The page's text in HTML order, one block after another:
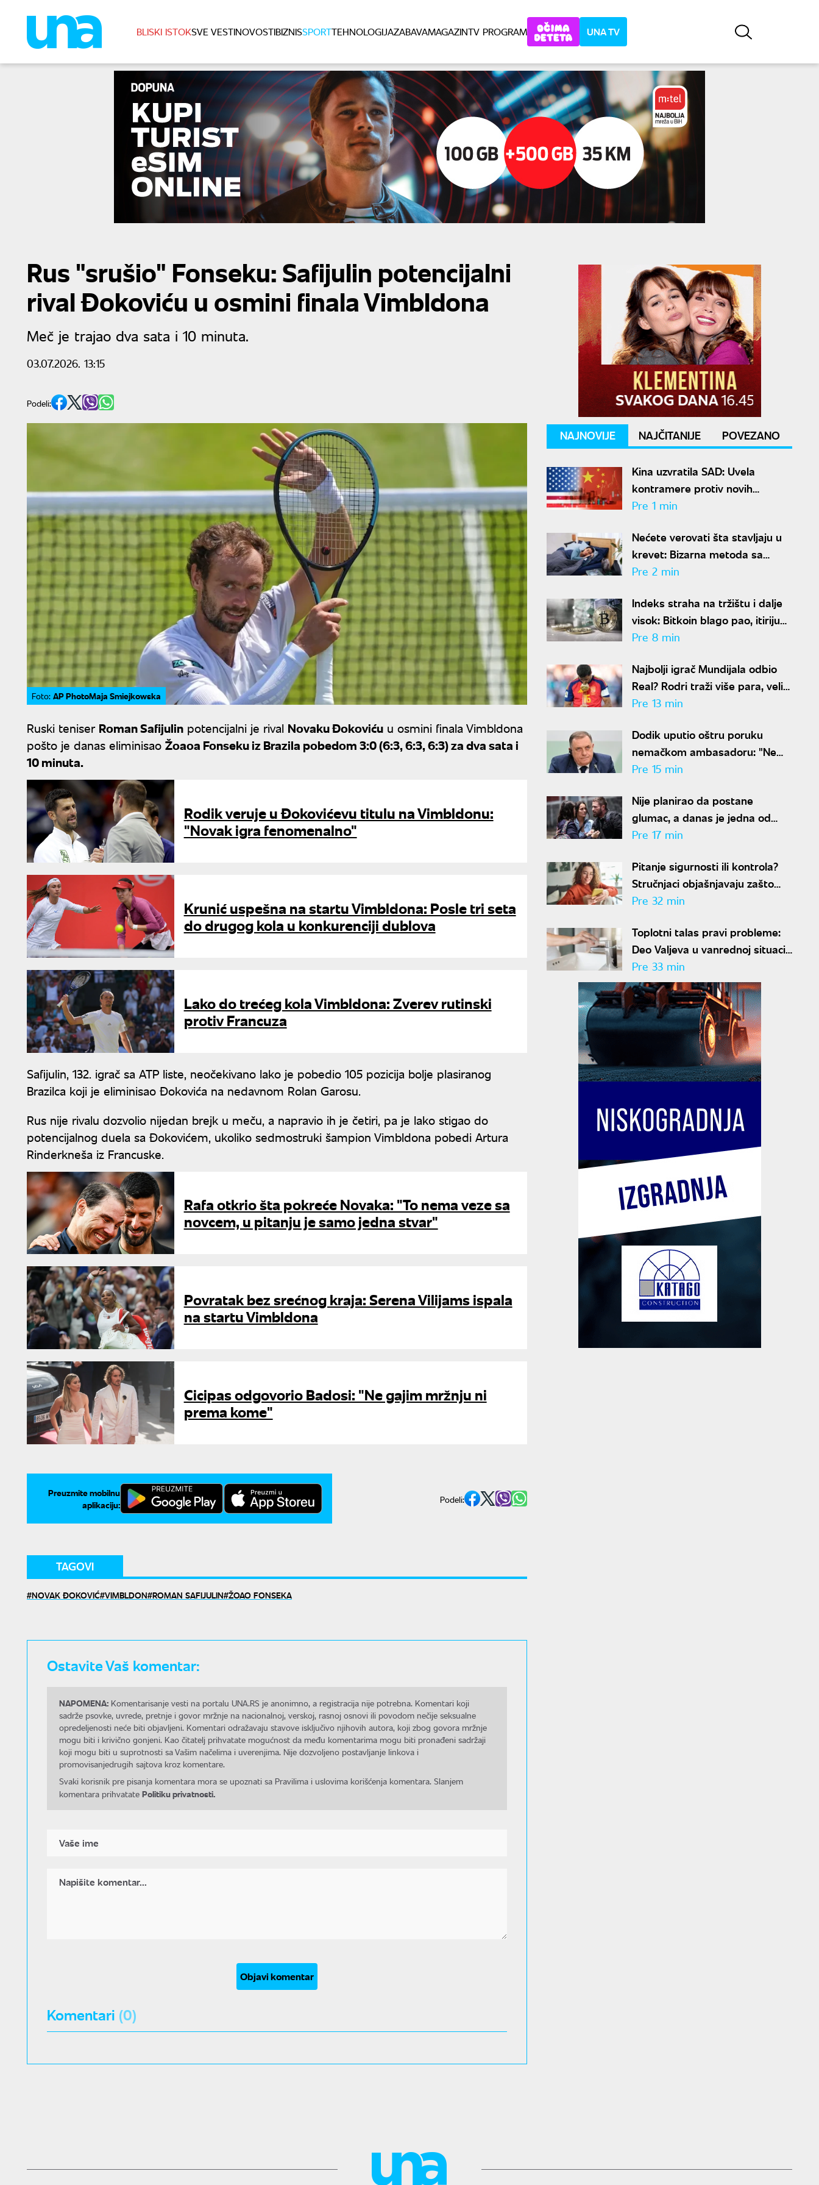
BLISKI ISTOKSVE VESTINOVOSTIBIZNISSPORTTEHNOLOGIJAZABAVAMAGAZINTV PROGRAM UNA TV
Rus "srušio" Fonseku: Safijulin potencijalni
rival Đokoviću u osmini finala Vimbldona
Meč je trajao dva sata i 10 minuta.
03.07.2026. 13:15
Podeli:
Foto: AP PhotoMaja Smiejkowska
Ruski teniser Roman Safijulin potencijalni je rival Novaku Đokoviću u osmini finala Vimbldona
pošto je danas eliminisao Žoaoa Fonseku iz Brazila pobedom 3:0 (6:3, 6:3, 6:3) za dva sata i
10 minuta.
Rodik veruje u Đokovićevu titulu na Vimbldonu:
"Novak igra fenomenalno"
Krunić uspešna na startu Vimbldona: Posle tri seta
do drugog kola u konkurenciji dublova
Lako do trećeg kola Vimbldona: Zverev rutinski
protiv Francuza
Safijulin, 132. igrač sa ATP liste, neočekivano lako je pobedio 105 pozicija bolje plasiranog
Brazilca koji je eliminisao Đokovića na nedavnom Rolan Garosu.
Rus nije rivalu dozvolio nijedan brejk u meču, a napravio ih je četiri, pa je lako stigao do
potencijalnog duela sa Đokovićem, ukoliko sedmostruki šampion Vimbldona pobedi Artura
Rinderkneša iz Francuske.
Rafa otkrio šta pokreće Novaka: "To nema veze sa
novcem, u pitanju je samo jedna stvar"
Povratak bez srećnog kraja: Serena Vilijams ispala
na startu Vimbldona
Cicipas odgovorio Badosi: "Ne gajim mržnju ni
prema kome"
Preuzmite mobilnu
aplikaciju:
Podeli:
TAGOVI
NOVAK ĐOKOVIĆ VIMBLDON ROMAN SAFIJULIN ŽOAO FONSEKA
Ostavite Vaš komentar:
NAPOMENA: Komentarisanje vesti na portalu UNA.RS je anonimno, a registracija nije potrebna. Komentari koji
sadrže psovke, uvrede, pretnje i govor mržnje na nacionalnoj, verskoj, rasnoj osnovi ili povodom nečije seksualne
opredeljenosti neće biti objavljeni. Komentari odražavaju stavove isključivo njihovih autora, koji zbog govora mržnje
mogu biti i krivično gonjeni. Kao čitatelj prihvatate mogućnost da među komentarima mogu biti pronađeni sadržaji
koji mogu biti u suprotnosti sa Vašim načelima i uverenjima. Nije dozvoljeno postavljanje linkova i
promovisanjedrugih sajtova kroz komentare.
Svaki korisnik pre pisanja komentara mora se upoznati sa Pravilima i uslovima korišćenja komentara. Slanjem
komentara prihvatate Politiku privatnosti.
Objavi komentar
Komentari (0)
NAJNOVIJE NAJČITANIJE POVEZANO
Kina uzvratila SAD: Uvela
kontramere protiv novih
američkih restrikcija
Pre 1 min
Nećete verovati šta stavljaju u
krevet: Bizarna metoda sa
povrćem rešava problem
Pre 2 min
Indeks straha na tržištu i dalje
visok: Bitkoin blago pao, itirijum
nastavio rast
Pre 8 min
Najbolji igrač Mundijala odbio
Real? Rodri traži više para, veliki
transfer pred kolapsom
Pre 13 min
Dodik uputio oštru poruku
nemačkom ambasadoru: "Ne
lažite javnost u BiH"
Pre 15 min
Nije planirao da postane
glumac, a danas je jedna od
najvećih zvezda latino serija:
Brauna
Pre 17 min
Pitanje sigurnosti ili kontrola?
Stručnjaci objašnjavaju zašto
masovno proveravamo ljude
Pre 32 min
Toplotni talas pravi probleme:
Deo Valjeva u vanrednoj situaciji
zbog nestašice vode
Pre 33 min